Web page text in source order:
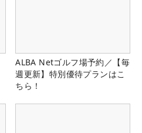
ALBA Netゴルフ場予約／【毎
週更新】特別優待プランはこ
ちら！